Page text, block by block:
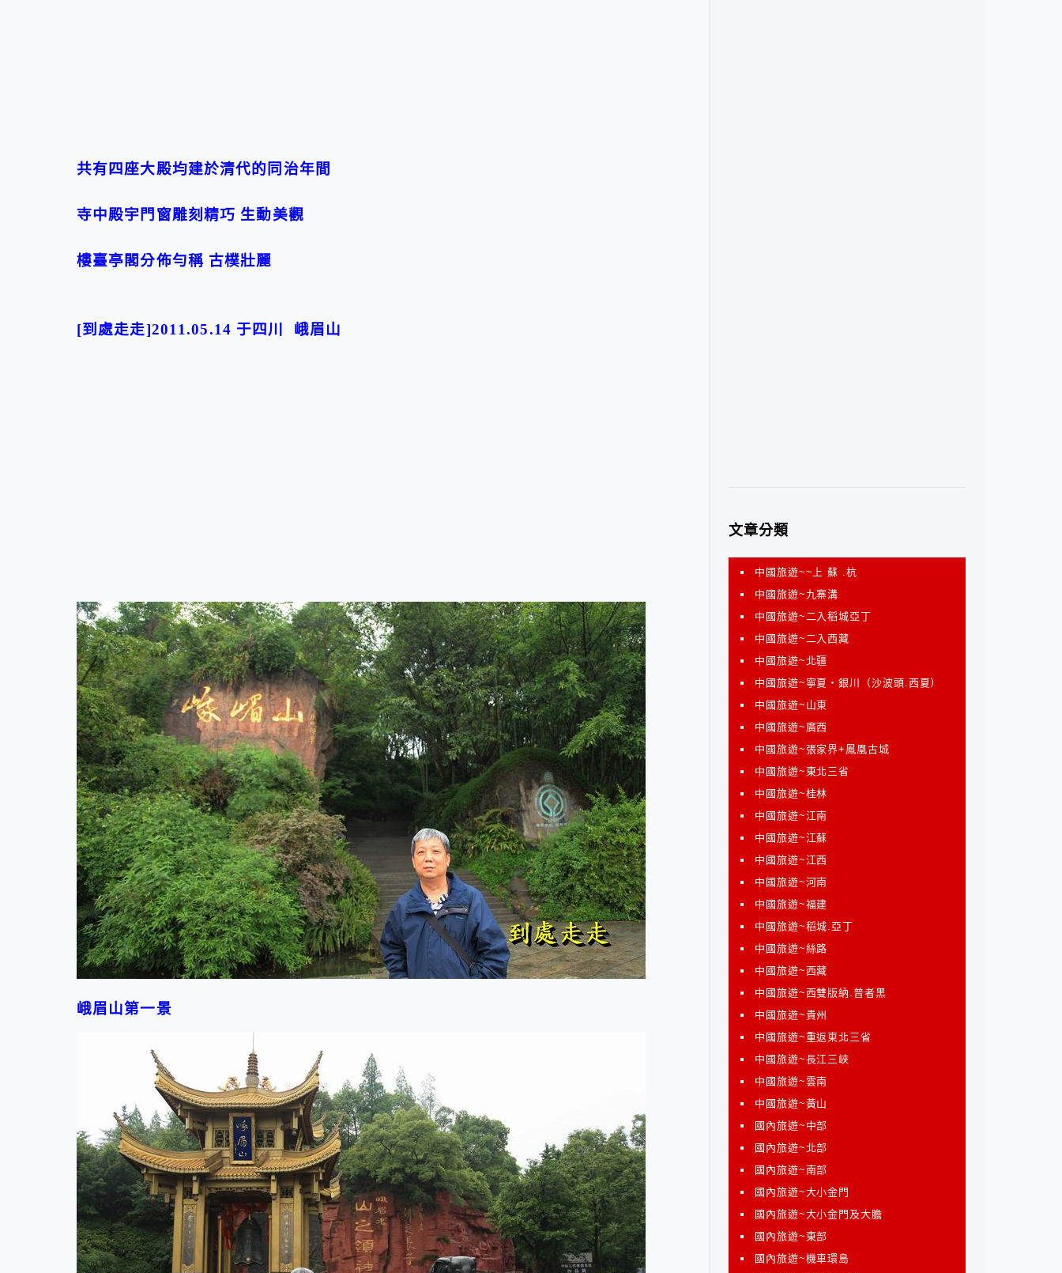
共有四座大殿均建於清代的同治年間
寺中殿宇門窗雕刻精巧 生動美觀
樓臺亭閣分佈勻稱 古樸壯麗
[到處走走]2011.05.14 于四川 峨眉山
峨眉山第一景
文章分類
中國旅遊~~上 蘇 .杭
中國旅遊~九寨溝
中國旅遊~二入稻城亞丁
中國旅遊~二入西藏
中國旅遊~北疆
中國旅遊~寧夏‧銀川（沙波頭.西夏）
中國旅遊~山東
中國旅遊~廣西
中國旅遊~張家界+鳳凰古城
中國旅遊~東北三省
中國旅遊~桂林
中國旅遊~江南
中國旅遊~江蘇
中國旅遊~江西
中國旅遊~河南
中國旅遊~福建
中國旅遊~稻城.亞丁
中國旅遊~絲路
中國旅遊~西藏
中國旅遊~西雙版納.普者黑
中國旅遊~貴州
中國旅遊~重返東北三省
中國旅遊~長江三峽
中國旅遊~雲南
中國旅遊~黃山
國內旅遊~中部
國內旅遊~北部
國內旅遊~南部
國內旅遊~大小金門
國內旅遊~大小金門及大膽
國內旅遊~東部
國內旅遊~機車環島